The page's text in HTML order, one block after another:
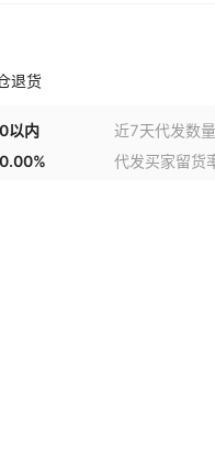
退货
以内 近7天代发数量
代发买家留货